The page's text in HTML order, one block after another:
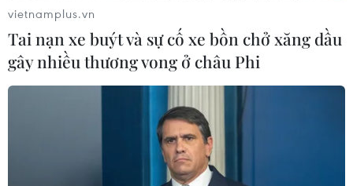
vietnamplus.vn
Tai nạn xe buýt và sự cố xe bồn chở xăng dầu
gây nhiều thương vong ở châu Phi